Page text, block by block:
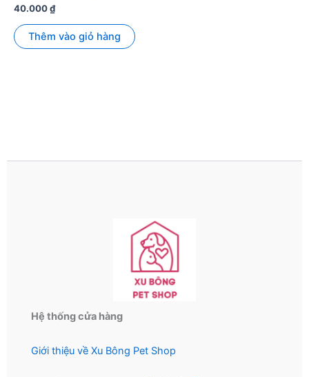
40.000₫
Thêm vào giỏ hàng
Hệ thống cửa hàng
Giới thiệu về Xu Bông Pet Shop